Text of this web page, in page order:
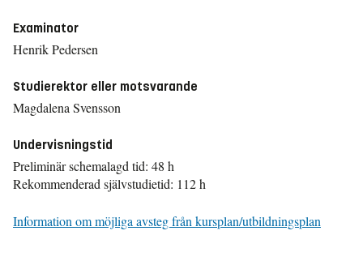
Examinator
Henrik Pedersen
Studierektor eller motsvarande
Magdalena Svensson
Undervisningstid
Preliminär schemalagd tid: 48 h
Rekommenderad självstudietid: 112 h
Information om möjliga avsteg från kursplan/utbildningsplan